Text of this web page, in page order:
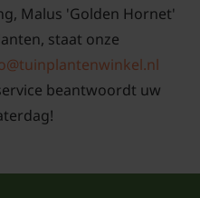
Malus 'Golden Hornet'
staat onze
beantwoordt uw